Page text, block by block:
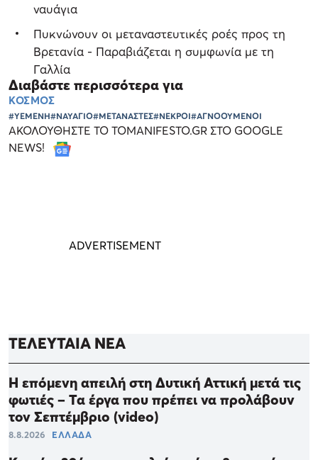
ναυάγια
Πυκνώνουν οι μεταναστευτικές ροές προς τη
Βρετανία - Παραβιάζεται η συμφωνία με τη
Γαλλία
Διαβάστε περισσότερα για
ΚΟΣΜΟΣ
#ΥΕΜΕΝΗ#ΝΑΥΑΓΙΟ#ΜΕΤΑΝΑΣΤΕΣ#ΝΕΚΡΟΙ#ΑΓΝΟΟΥΜΕΝΟΙ
ΑΚΟΛΟΥΘΗΣΤΕ ΤΟ TOMANIFESTO.GR ΣΤΟ GOOGLE
NEWS!
ΤΕΛΕΥΤΑΙΑ ΝΕΑ
Η επόμενη απειλή στη Δυτική Αττική μετά τις
φωτιές – Τα έργα που πρέπει να προλάβουν
τον Σεπτέμβριο (video)
8.8.2026 ΕΛΛΑΔΑ